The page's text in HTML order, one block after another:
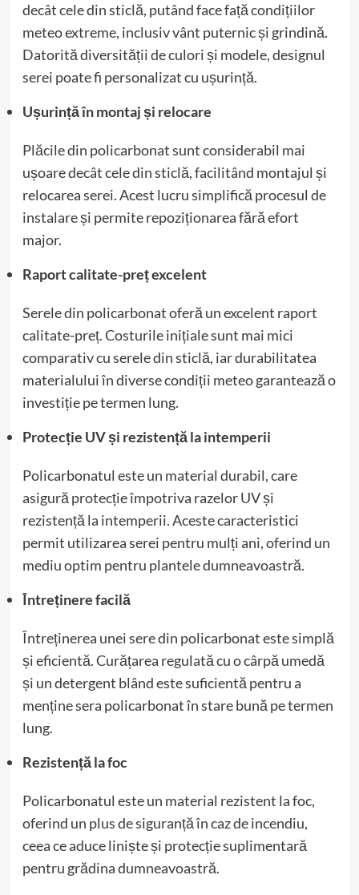
decât cele din sticlă, putând face față condițiilor
meteo extreme, inclusiv vânt puternic și grindină.
Datorită diversității de culori și modele, designul
serei poate fi personalizat cu ușurință.
Ușurință în montaj și relocare
Plăcile din policarbonat sunt considerabil mai
ușoare decât cele din sticlă, facilitând montajul și
relocarea serei. Acest lucru simplifică procesul de
instalare și permite repoziționarea fără efort
major.
Raport calitate-preț excelent
Serele din policarbonat oferă un excelent raport
calitate-preț. Costurile inițiale sunt mai mici
comparativ cu serele din sticlă, iar durabilitatea
materialului în diverse condiții meteo garantează o
investiție pe termen lung.
Protecție UV și rezistență la intemperii
Policarbonatul este un material durabil, care
asigură protecție împotriva razelor UV și
rezistență la intemperii. Aceste caracteristici
permit utilizarea serei pentru mulți ani, oferind un
mediu optim pentru plantele dumneavoastră.
Întreținere facilă
Întreținerea unei sere din policarbonat este simplă
și eficientă. Curățarea regulată cu o cârpă umedă
și un detergent blând este suficientă pentru a
menține sera policarbonat în stare bună pe termen
lung.
Rezistență la foc
Policarbonatul este un material rezistent la foc,
oferind un plus de siguranță în caz de incendiu,
ceea ce aduce liniște și protecție suplimentară
pentru grădina dumneavoastră.